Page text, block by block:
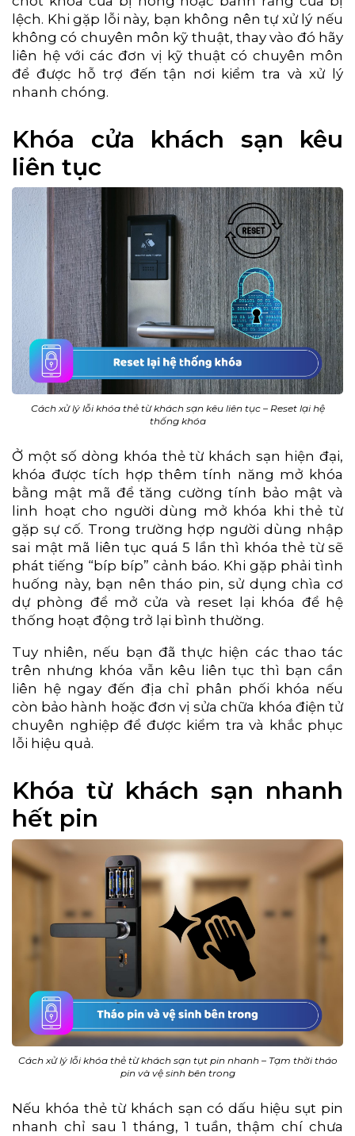
lệch. Khi gặp lỗi này, bạn không nên tự xử lý nếu
không có chuyên môn kỹ thuật, thay vào đó hãy
liên hệ với các đơn vị kỹ thuật có chuyên môn
để được hỗ trợ đến tận nơi kiểm tra và xử lý
nhanh chóng.
Khóa cửa khách sạn kêu
liên tục
Cách xử lý lỗi khóa thẻ từ khách sạn kêu liên tục – Reset lại hệ
thống khóa
Ở một số dòng khóa thẻ từ khách sạn hiện đại,
khóa được tích hợp thêm tính năng mở khóa
bằng mật mã để tăng cường tính bảo mật và
linh hoạt cho người dùng mở khóa khi thẻ từ
gặp sự cố. Trong trường hợp người dùng nhập
sai mật mã liên tục quá 5 lần thì khóa thẻ từ sẽ
phát tiếng “bíp bíp” cảnh báo. Khi gặp phải tình
huống này, bạn nên tháo pin, sử dụng chìa cơ
dự phòng để mở cửa và reset lại khóa để hệ
thống hoạt động trở lại bình thường.
Tuy nhiên, nếu bạn đã thực hiện các thao tác
trên nhưng khóa vẫn kêu liên tục thì bạn cần
liên hệ ngay đến địa chỉ phân phối khóa nếu
còn bảo hành hoặc đơn vị sửa chữa khóa điện tử
chuyên nghiệp để được kiểm tra và khắc phục
lỗi hiệu quả.
Khóa từ khách sạn nhanh
hết pin
Cách xử lý lỗi khóa thẻ từ khách sạn tụt pin nhanh – Tạm thời tháo
pin và vệ sinh bên trong
Nếu khóa thẻ từ khách sạn có dấu hiệu sụt pin
nhanh chỉ sau 1 tháng, 1 tuần, thậm chí chưa